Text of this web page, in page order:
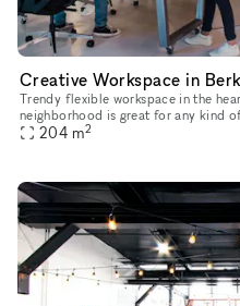
Creative Workspace in
Trendy flexible workspace in the
neighborhood is great for any kind
beautiful natural light, ample
204 m2